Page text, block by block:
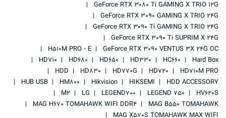
GeForce RTX 3080 Ti GAMING X TRIO 12G
GeForce RTX 3090 GAMING X TRIO 24G
GeForce RTX 3090 Ti GAMING X TRIO 24G
GeForce RTX 3090 Ti SUPRIM X 24G
GeForce RTX 3090 VENTUS 3X 24G OC
H510M PRO - E
Hard Box
HC660
HD330
HD650
HD680
HD710
HD710M PRO
HD720
HD770G
HD830
HDD
HDD ACCESSORY
HIKSEMI
Hikvision
HM800
HUB USB
HV620S
LEGEND 750
LEGEND700
LG
M2
MAG B550 TOMAHAWK
MAG H670 TOMAHAWK WIFI DDR4
MAG X570S TOMAHAWK MAX WIFI